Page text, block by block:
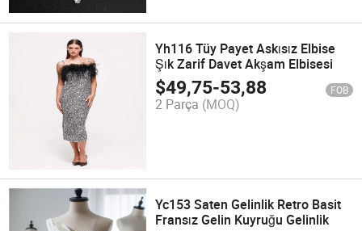
Yh116 Tüy Payet Askısız Elbise
Şık Zarif Davet Akşam Elbisesi
$49,75-53,88 FOB
2 Parça (MOQ)
Yc153 Saten Gelinlik Retro Basit
Fransız Gelin Kuyruğu Gelinlik